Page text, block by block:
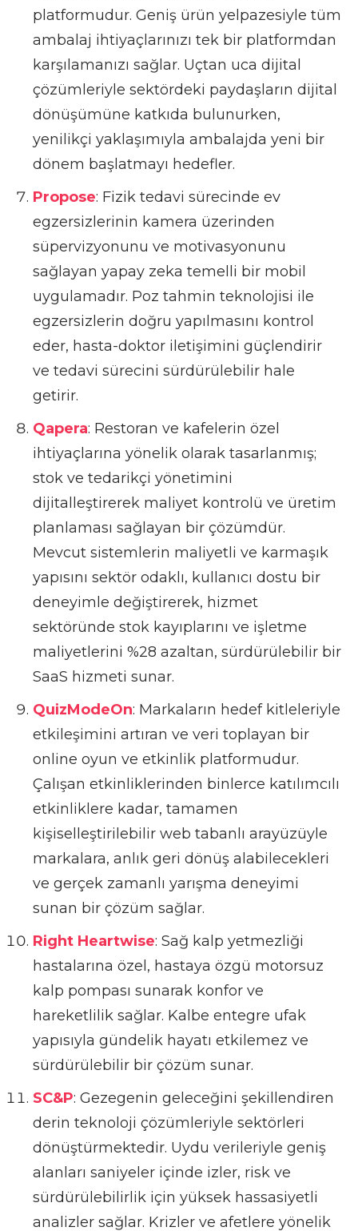
platformudur. Geniş ürün yelpazesiyle tüm
ambalaj ihtiyaçlarınızı tek bir platformdan
karşılamanızı sağlar. Uçtan uca dijital
çözümleriyle sektördeki paydaşların dijital
dönüşümüne katkıda bulunurken,
yenilikçi yaklaşımıyla ambalajda yeni bir
dönem başlatmayı hedefler.
Propose: Fizik tedavi sürecinde ev
egzersizlerinin kamera üzerinden
süpervizyonunu ve motivasyonunu
sağlayan yapay zeka temelli bir mobil
uygulamadır. Poz tahmin teknolojisi ile
egzersizlerin doğru yapılmasını kontrol
eder, hasta-doktor iletişimini güçlendirir
ve tedavi sürecini sürdürülebilir hale
getirir.
Qapera: Restoran ve kafelerin özel
ihtiyaçlarına yönelik olarak tasarlanmış;
stok ve tedarikçi yönetimini
dijitalleştirerek maliyet kontrolü ve üretim
planlaması sağlayan bir çözümdür.
Mevcut sistemlerin maliyetli ve karmaşık
yapısını sektör odaklı, kullanıcı dostu bir
deneyimle değiştirerek, hizmet
sektöründe stok kayıplarını ve işletme
maliyetlerini %28 azaltan, sürdürülebilir bir
SaaS hizmeti sunar.
QuizModeOn: Markaların hedef kitleleriyle
etkileşimini artıran ve veri toplayan bir
online oyun ve etkinlik platformudur.
Çalışan etkinliklerinden binlerce katılımcılı
etkinliklere kadar, tamamen
kişiselleştirilebilir web tabanlı arayüzüyle
markalara, anlık geri dönüş alabilecekleri
ve gerçek zamanlı yarışma deneyimi
sunan bir çözüm sağlar.
Right Heartwise: Sağ kalp yetmezliği
hastalarına özel, hastaya özgü motorsuz
kalp pompası sunarak konfor ve
hareketlilik sağlar. Kalbe entegre ufak
yapısıyla gündelik hayatı etkilemez ve
sürdürülebilir bir çözüm sunar.
SC&P: Gezegenin geleceğini şekillendiren
derin teknoloji çözümleriyle sektörleri
dönüştürmektedir. Uydu verileriyle geniş
alanları saniyeler içinde izler, risk ve
sürdürülebilirlik için yüksek hassasiyetli
analizler sağlar. Krizler ve afetlere yönelik